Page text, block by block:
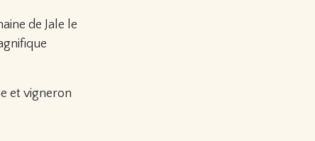
de Jale le
et vigneron